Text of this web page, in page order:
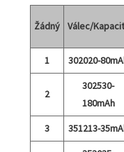
Žádný Válec/
1 302020-
2
302530-
180mAh
3 351213-